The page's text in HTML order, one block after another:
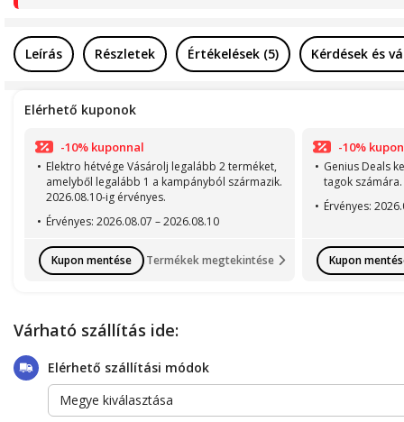
Várható szállítás ide:
Elérhető szállítási módok
Megye kiválasztása
Leírás Részletek Értékelések (5) Kérdések és
Elérhető kuponok
-10% kuponnal
Elektro hétvége Vásárolj legalább 2 terméket,
amelyből legalább 1 a kampányból származik.
2026.08.10-ig érvényes.
Érvényes: 2026.08.07 – 2026.08.10
Kupon mentése Termékek megtekintése
-10%
Genius Deals
tagok számára.
Érvényes:
Kupon